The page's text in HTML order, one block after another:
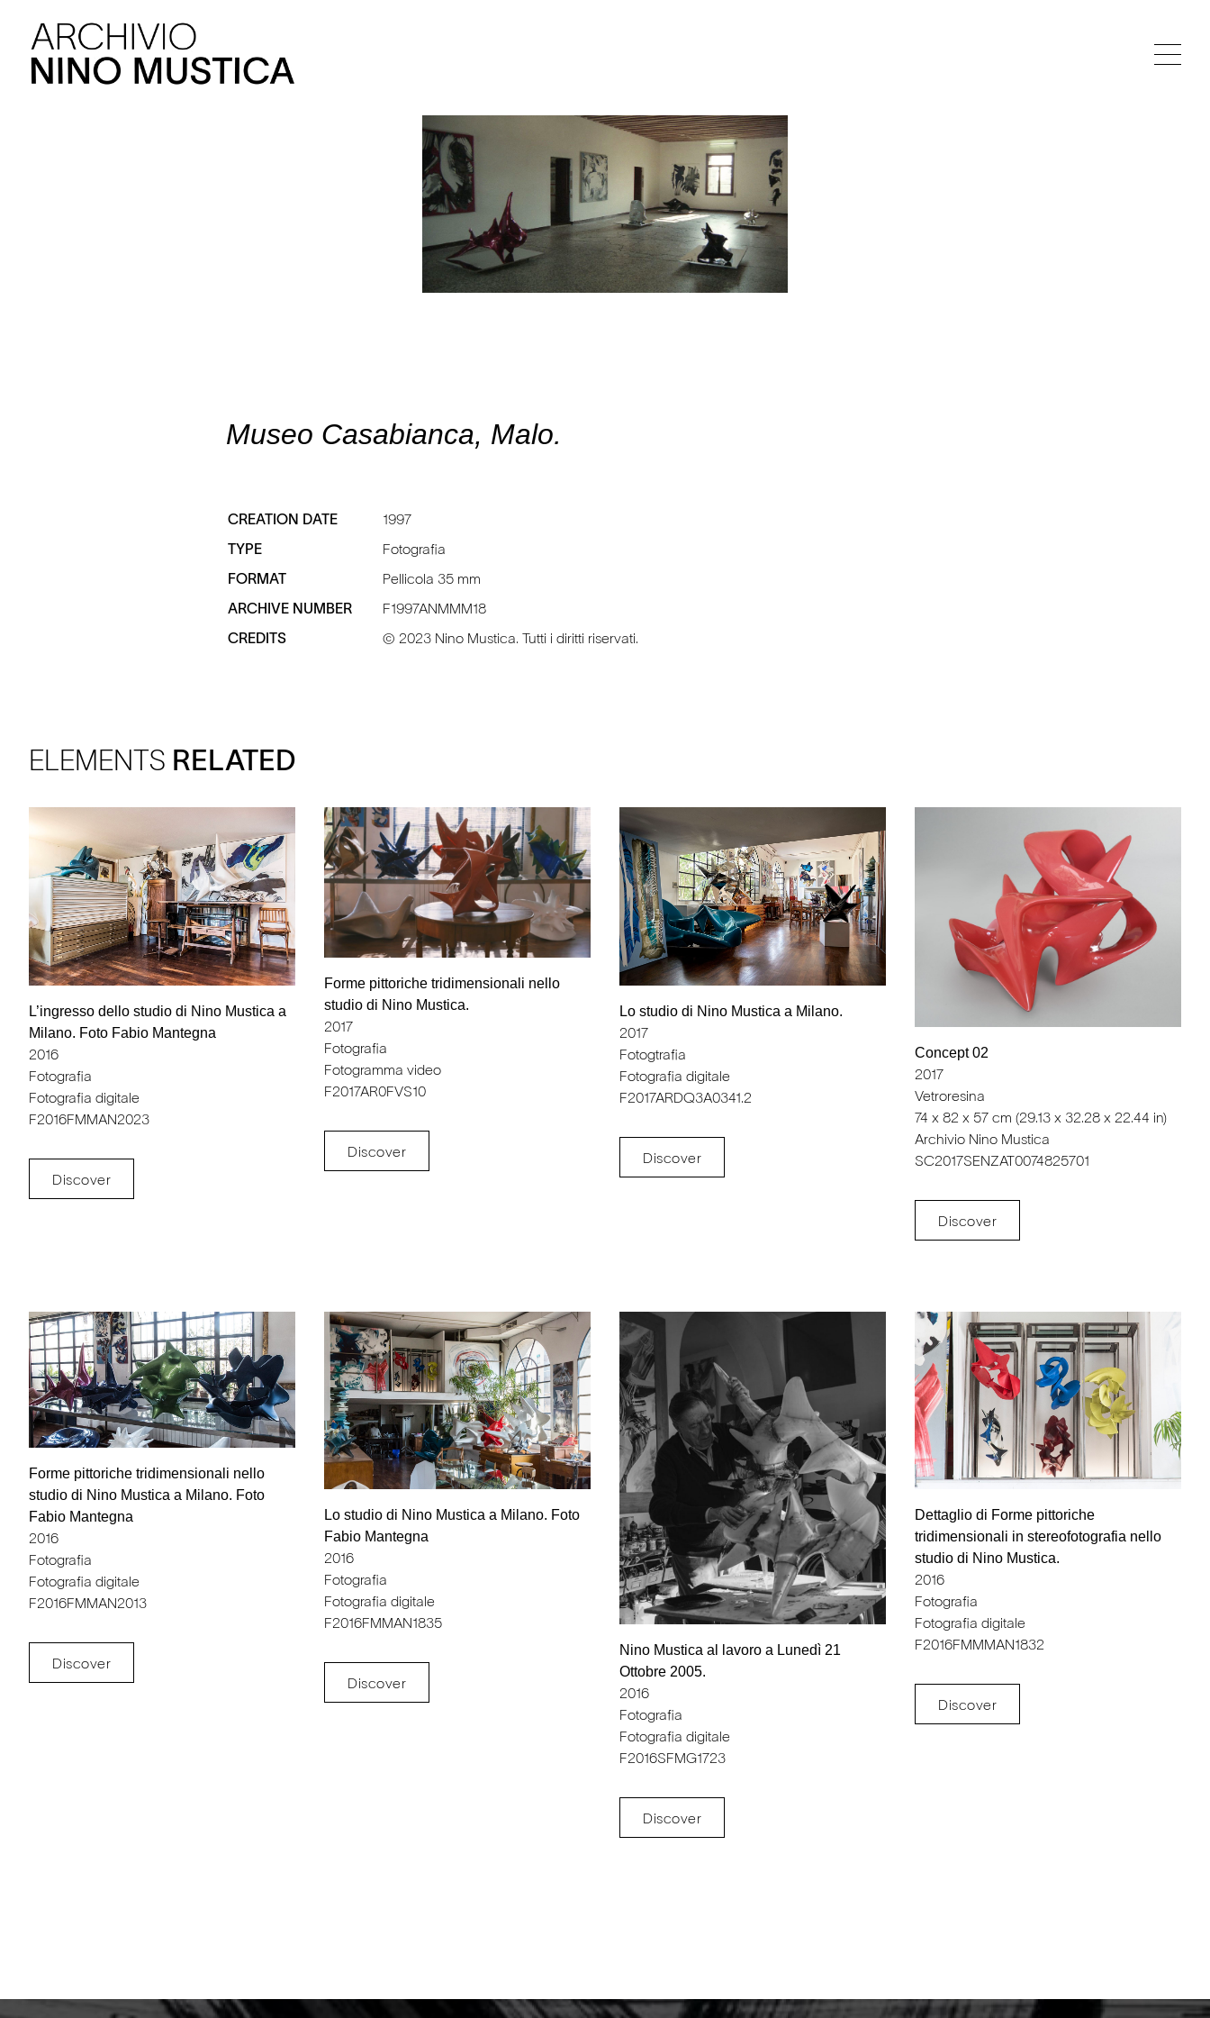
Museo Casabianca, Malo.
CREATION DATE 1997
TYPE Fotografia
FORMAT Pellicola 35 mm
ARCHIVE NUMBER F1997ANMMM18
CREDITS © 2023 Nino Mustica. Tutti i diritti riservati.
ELEMENTS RELATED
L’ingresso dello studio di Nino Mustica a
Milano. Foto Fabio Mantegna
2016
Fotografia
Fotografia digitale
F2016FMMAN2023
Discover
Forme pittoriche tridimensionali nello
studio di Nino Mustica.
2017
Fotografia
Fotogramma video
F2017AR0FVS10
Discover
Lo studio di Nino Mustica a Milano.
2017
Fotogtrafia
Fotografia digitale
F2017ARDQ3A0341.2
Discover
Concept 02
2017
Vetroresina
74 x 82 x 57 cm (29.13 x 32.28 x 22.44 in)
Archivio Nino Mustica
SC2017SENZAT0074825701
Discover
Forme pittoriche tridimensionali nello
studio di Nino Mustica a Milano. Foto
Fabio Mantegna
2016
Fotografia
Fotografia digitale
F2016FMMAN2013
Discover
Lo studio di Nino Mustica a Milano. Foto
Fabio Mantegna
2016
Fotografia
Fotografia digitale
F2016FMMAN1835
Discover
Nino Mustica al lavoro a Lunedì 21
Ottobre 2005.
2016
Fotografia
Fotografia digitale
F2016SFMG1723
Discover
Dettaglio di Forme pittoriche
tridimensionali in stereofotografia nello
studio di Nino Mustica.
2016
Fotografia
Fotografia digitale
F2016FMMMAN1832
Discover